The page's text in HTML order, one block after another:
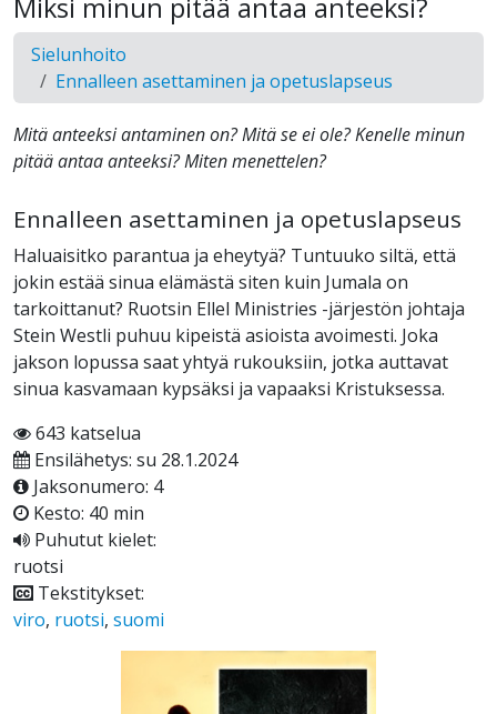
Miksi minun pitää antaa anteeksi?
Sielunhoito
Ennalleen asettaminen ja opetuslapseus
Mitä anteeksi antaminen on? Mitä se ei ole? Kenelle minun
pitää antaa anteeksi? Miten menettelen?
Ennalleen asettaminen ja opetuslapseus
Haluaisitko parantua ja eheytyä? Tuntuuko siltä, että
jokin estää sinua elämästä siten kuin Jumala on
tarkoittanut? Ruotsin Ellel Ministries -järjestön johtaja
Stein Westli puhuu kipeistä asioista avoimesti. Joka
jakson lopussa saat yhtyä rukouksiin, jotka auttavat
sinua kasvamaan kypsäksi ja vapaaksi Kristuksessa.
643 katselua
Ensilähetys: su 28.1.2024
Jaksonumero: 4
Kesto: 40 min
Puhutut kielet:
ruotsi
Tekstitykset:
viro, ruotsi, suomi